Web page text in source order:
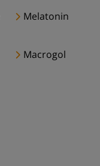
Melatonin
Macrogol